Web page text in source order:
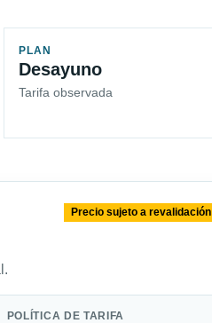
PLAN
Desayuno
Tarifa observada
Precio sujeto a revalidación
POLÍTICA DE TARIFA